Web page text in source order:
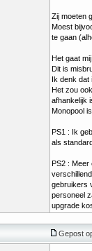
Zij moeten
Moest
te gaan
Het gaat
Dit is
Ik denk dat
Het zou
afhankelijk
Monopool
PS1 : Ik
als
PS2 : Meer
gebruikers
personeel
upgrade
Gepost